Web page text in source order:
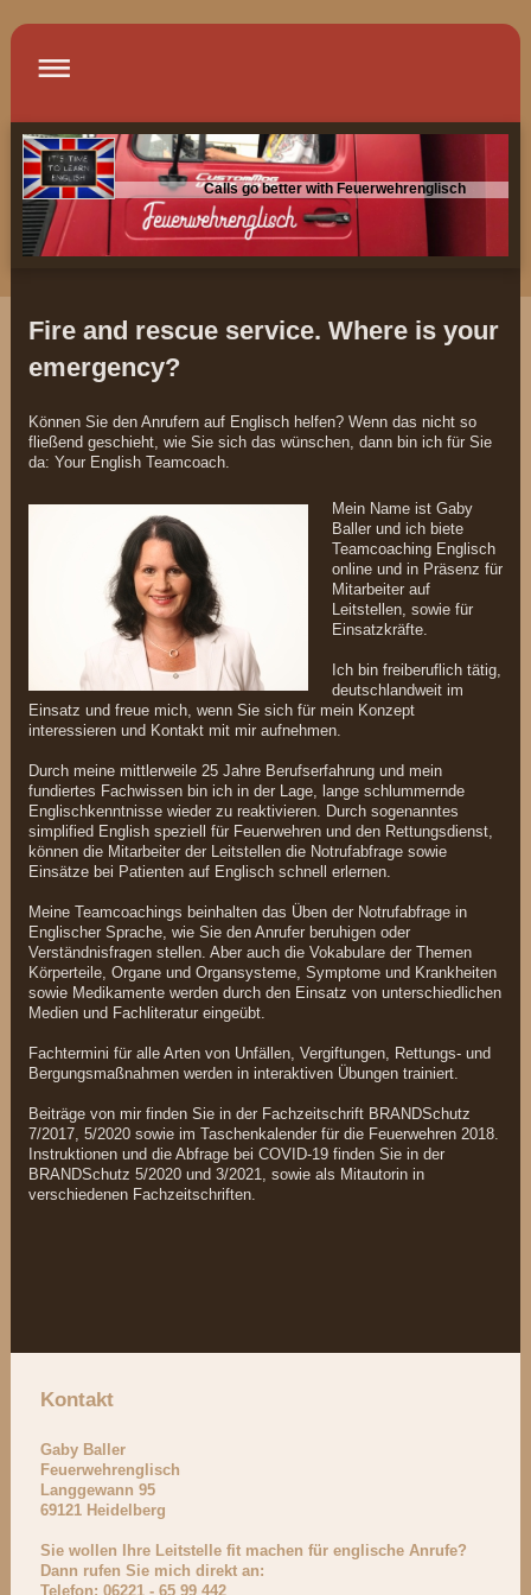
Calls go better with Feuerwehrenglisch
Fire and rescue service. Where is your
emergency?
Können Sie den Anrufern auf Englisch helfen? Wenn das nicht so
fließend geschieht, wie Sie sich das wünschen, dann bin ich für Sie
da: Your English Teamcoach.
Mein Name ist Gaby
Baller und ich biete
Teamcoaching Englisch
online und in Präsenz für
Mitarbeiter auf
Leitstellen, sowie für
Einsatzkräfte.
Ich bin freiberuflich tätig,
deutschlandweit im
Einsatz und freue mich, wenn Sie sich für mein Konzept
interessieren und Kontakt mit mir aufnehmen.
Durch meine mittlerweile 25 Jahre Berufserfahrung und mein
fundiertes Fachwissen bin ich in der Lage, lange schlummernde
Englischkenntnisse wieder zu reaktivieren. Durch sogenanntes
simplified English speziell für Feuerwehren und den Rettungsdienst,
können die Mitarbeiter der Leitstellen die Notrufabfrage sowie
Einsätze bei Patienten auf Englisch schnell erlernen.
Meine Teamcoachings beinhalten das Üben der Notrufabfrage in
Englischer Sprache, wie Sie den Anrufer beruhigen oder
Verständnisfragen stellen. Aber auch die Vokabulare der Themen
Körperteile, Organe und Organsysteme, Symptome und Krankheiten
sowie Medikamente werden durch den Einsatz von unterschiedlichen
Medien und Fachliteratur eingeübt.
Fachtermini für alle Arten von Unfällen, Vergiftungen, Rettungs- und
Bergungsmaßnahmen werden in interaktiven Übungen trainiert.
Beiträge von mir finden Sie in der Fachzeitschrift BRANDSchutz
7/2017, 5/2020 sowie im Taschenkalender für die Feuerwehren 2018.
Instruktionen und die Abfrage bei COVID-19 finden Sie in der
BRANDSchutz 5/2020 und 3/2021, sowie als Mitautorin in
verschiedenen Fachzeitschriften.
Kontakt
Gaby Baller
Feuerwehrenglisch
Langgewann 95
69121 Heidelberg
Sie wollen Ihre Leitstelle fit machen für englische Anrufe?
Dann rufen Sie mich direkt an:
Telefon: 06221 - 65 99 442